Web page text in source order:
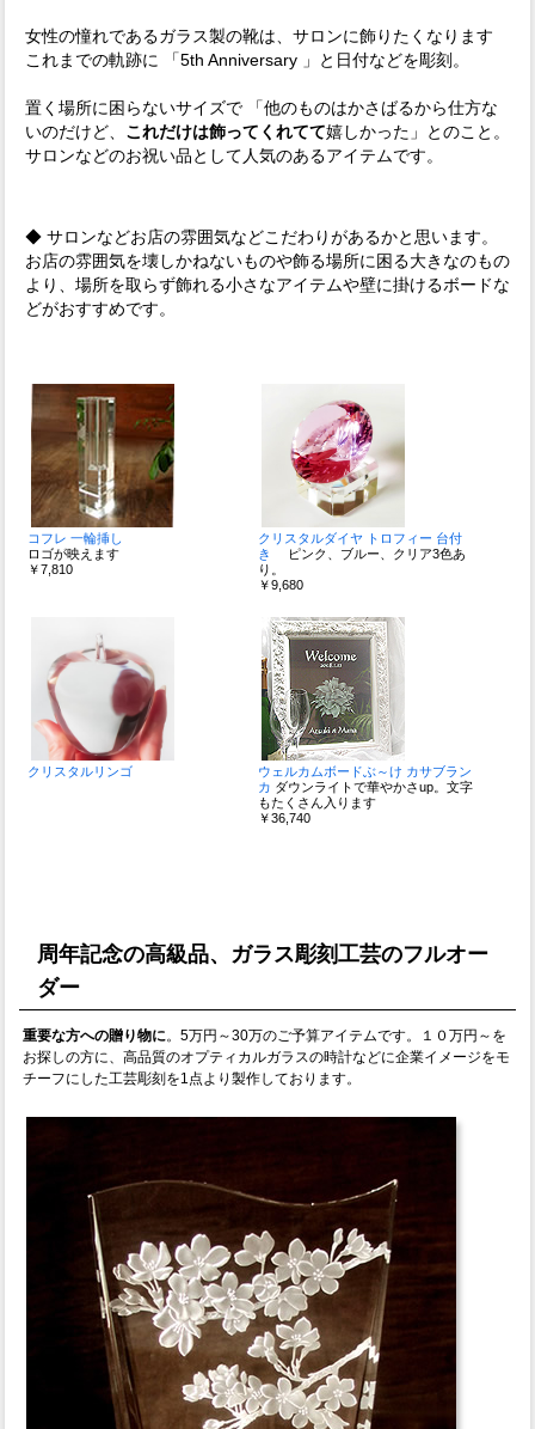
女性の憧れであるガラス製の靴は、サロンに飾りたくなります
これまでの軌跡に 「5th Anniversary 」と日付などを彫刻。
置く場所に困らないサイズで 「他のものはかさばるから仕方な
いのだけど、 これだけは飾ってくれてて嬉しかった」とのこと。
サロンなどのお祝い品として人気のあるアイテムです。
◆ サロンなどお店の雰囲気などこだわりがあるかと思います。
お店の雰囲気を壊しかねないものや飾る場所に困る大きなのもの
より、場所を取らず飾れる小さなアイテムや壁に掛けるボードな
どがおすすめです。
コフレ 一輪挿し
ロゴが映えます
￥7,810
クリスタルダイヤ トロフィー 台付
き
ピンク、ブルー、クリア3色あ
り。
￥9,680
クリスタルリンゴ
ウェルカムボードぶ～け カサブラン
カ ダウンライトで華やかさup。文字
もたくさん入ります
￥36,740
周年記念の高級品、ガラス彫刻工芸のフルオー
ダー
重要な方への贈り物に。5万円～30万のご予算アイテムです。１０万円～を
お探しの方に、高品質のオプティカルガラスの時計などに企業イメージをモ
チーフにした工芸彫刻を1点より製作しております。